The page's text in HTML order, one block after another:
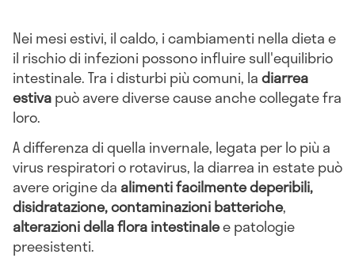
Nei mesi estivi, il caldo, i cambiamenti nella dieta e
il rischio di infezioni possono influire sull'equilibrio
intestinale. Tra i disturbi più comuni, ladiarrea
estivapuò avere diverse cause anche collegate fra
loro.
A differenza di quella invernale, legata per lo più a
virus respiratori o rotavirus, la diarrea in estate può
avere origine da alimenti facilmente deperibili,
disidratazione, contaminazioni batteriche,
alterazioni della flora intestinalee patologie
preesistenti.